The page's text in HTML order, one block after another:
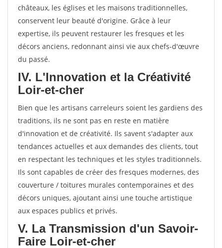
châteaux, les églises et les maisons traditionnelles,
conservent leur beauté d'origine. Grâce à leur
expertise, ils peuvent restaurer les fresques et les
décors anciens, redonnant ainsi vie aux chefs-d'œuvre
du passé.
IV. L'Innovation et la Créativité
Loir-et-cher
Bien que les artisans carreleurs soient les gardiens des
traditions, ils ne sont pas en reste en matière
d'innovation et de créativité. Ils savent s'adapter aux
tendances actuelles et aux demandes des clients, tout
en respectant les techniques et les styles traditionnels.
Ils sont capables de créer des fresques modernes, des
couverture / toitures murales contemporaines et des
décors uniques, ajoutant ainsi une touche artistique
aux espaces publics et privés.
V. La Transmission d'un Savoir-
Faire Loir-et-cher